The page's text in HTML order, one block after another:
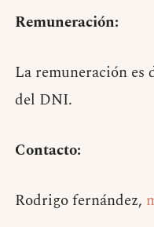
Remuneración:
La remuneración es
del DNI.
Contacto:
Rodrigo fernández,